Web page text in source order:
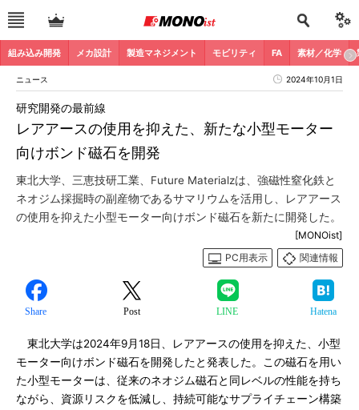
組み込み開発 メカ設計 製造マネジメント モビリティ FA 素材／化学
ニュース 2024年10月1日
レアアースの使用を抑えた、新たな小型モーター
向けボンド磁石を開発
研究開発の最前線
東北大学、三恵技研工業、Future Materialzは、強磁性窒化鉄と
ネオジム採掘時の副産物であるサマリウムを活用し、レアアース
の使用を抑えた小型モーター向けボンド磁石を新たに開発した。
[MONOist]
PC用表示
関連情報
Share Post LINE Hatena
東北大学は2024年9月18日、レアアースの使用を抑えた、小型
モーター向けボンド磁石を開発したと発表した。この磁石を用い
た小型モーターは、従来のネオジム磁石と同レベルの性能を持ち
ながら、資源リスクを低減し、持続可能なサプライチェーン構築